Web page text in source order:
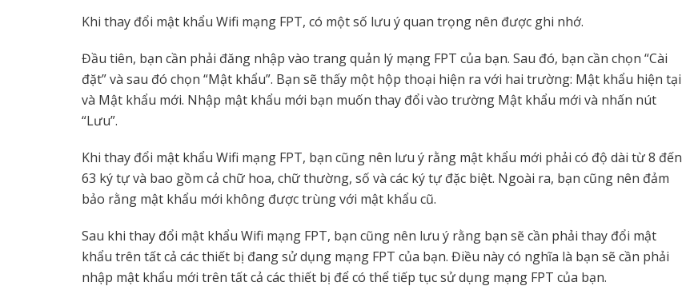
Khi thay đổi mật khẩu Wifi mạng FPT, có một số lưu ý quan trọng nên được ghi nhớ.
Đầu tiên, bạn cần phải đăng nhập vào trang quản lý mạng FPT của bạn. Sau đó, bạn cần chọn “Cài
đặt” và sau đó chọn “Mật khẩu”. Bạn sẽ thấy một hộp thoại hiện ra với hai trường: Mật khẩu hiện tại
và Mật khẩu mới. Nhập mật khẩu mới bạn muốn thay đổi vào trường Mật khẩu mới và nhấn nút
“Lưu”.
Khi thay đổi mật khẩu Wifi mạng FPT, bạn cũng nên lưu ý rằng mật khẩu mới phải có độ dài từ 8 đến
63 ký tự và bao gồm cả chữ hoa, chữ thường, số và các ký tự đặc biệt. Ngoài ra, bạn cũng nên đảm
bảo rằng mật khẩu mới không được trùng với mật khẩu cũ.
Sau khi thay đổi mật khẩu Wifi mạng FPT, bạn cũng nên lưu ý rằng bạn sẽ cần phải thay đổi mật
khẩu trên tất cả các thiết bị đang sử dụng mạng FPT của bạn. Điều này có nghĩa là bạn sẽ cần phải
nhập mật khẩu mới trên tất cả các thiết bị để có thể tiếp tục sử dụng mạng FPT của bạn.